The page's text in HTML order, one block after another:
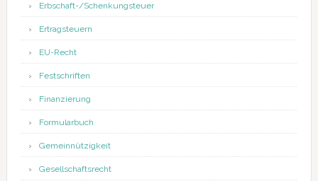
Erbschaft-/Schenkungsteuer
Ertragsteuern
EU-Recht
Festschriften
Finanzierung
Formularbuch
Gemeinnützigkeit
Gesellschaftsrecht